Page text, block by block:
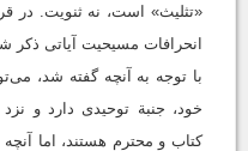
«تثلیث» است، نه ثنویت. در
انحرافات مسیحیت آیاتی ذکر
با توجه به آنچه گفته شد،
خود، جنبة توحیدی دارد و
کتاب و محترم هستند، اما